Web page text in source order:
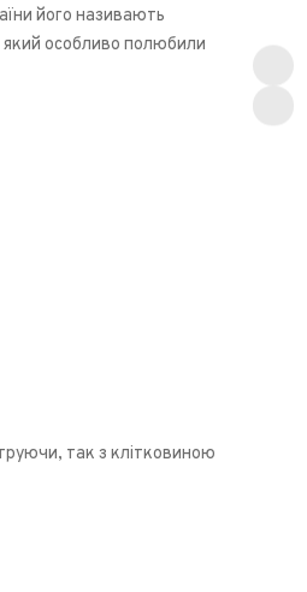
його називають
особливо полюбили
так з клітковиною